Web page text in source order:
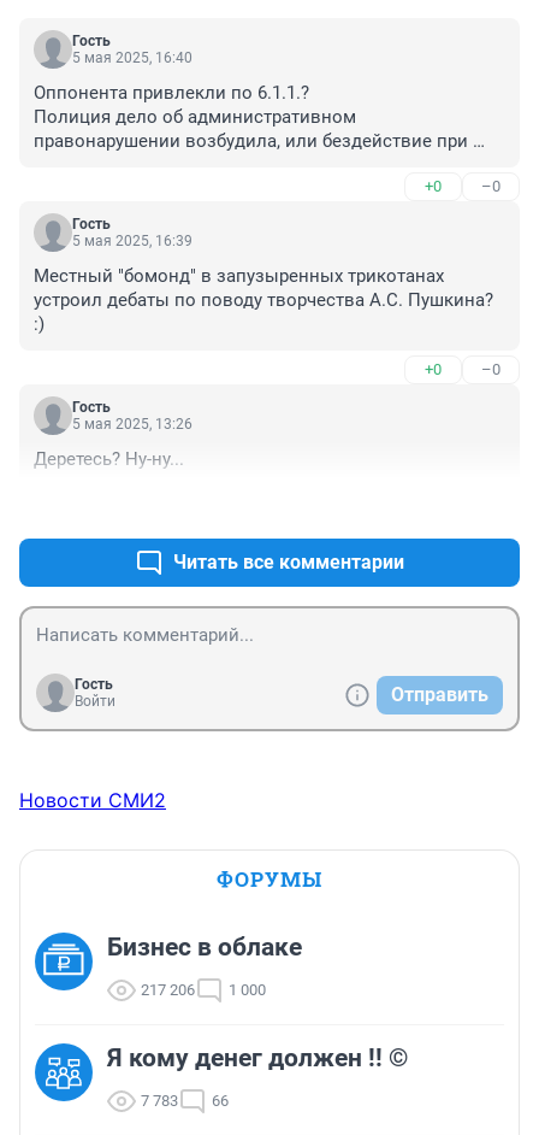
Гость
5 мая 2025, 16:40
Оппонента привлекли по 6.1.1.?
Полиция дело об административном
правонарушении возбудила, или бездействие при
+0 –0
Гость
5 мая 2025, 16:39
Местный "бомонд" в запузыренных трикотанах
устроил дебаты по поводу творчества А.С. Пушкина?
:)
+0 –0
Гость
5 мая 2025, 13:26
Деретесь? Ну-ну...
Читать все комментарии
Гость
Войти
Отправить
Новости СМИ2
ФОРУМЫ
Бизнес в облаке
217 206 1 000
Я кому денег должен !! ©
7 783 66